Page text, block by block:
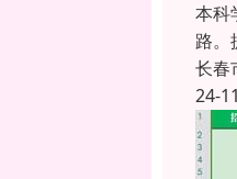
本科
路。
长春
24-